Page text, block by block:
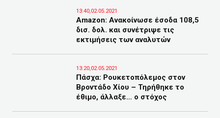
13:40,02.05.2021
Amazon: Ανακοίνωσε έσοδα 108,5
δισ. δολ. και συνέτριψε τις
εκτιμήσεις των αναλυτών
13:20,02.05.2021
Πάσχα: Ρουκετοπόλεμος στον
Βροντάδο Χίου – Τηρήθηκε το
έθιμο, άλλαξε… ο στόχος